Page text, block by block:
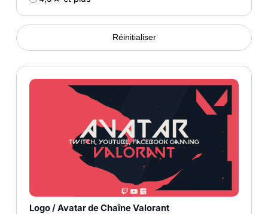
Réinitialiser
Logo / Avatar de Chaîne Valorant